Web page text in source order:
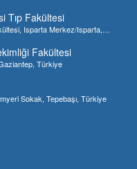
Tıp Fakültesi
Isparta Merkez/Isparta,
Fakültesi
Türkiye
Sokak, Tepebaşı, Türkiye